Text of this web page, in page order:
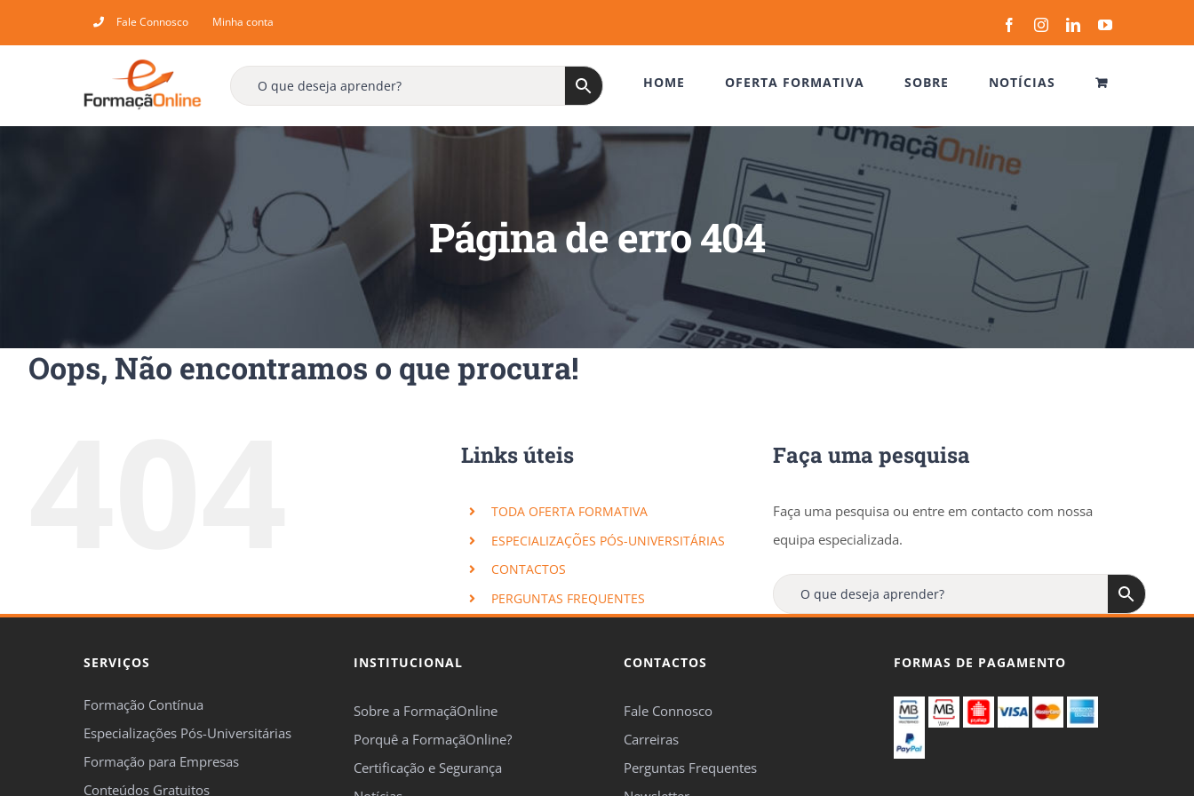
to
Fale Connosco Minha conta FacebookInstagramLinkedInYouTube
HOME OFERTA FORMATIVA SOBRE NOTÍCIAS
Página de erro 404
Oops, Não encontramos o que procura!
Links úteis
TODA OFERTA FORMATIVA
ESPECIALIZAÇÕES PÓS-UNIVERSITÁRIAS
CONTACTOS
PERGUNTAS FREQUENTES
Faça uma pesquisa
Faça uma pesquisa ou entre em contacto com nossa
equipa especializada.
SERVIÇOS
Formação Contínua
Especializações Pós-Universitárias
Formação para Empresas
Conteúdos Gratuitos
INSTITUCIONAL
Sobre a FormaçãOnline
Porquê a FormaçãOnline?
Certificação e Segurança
CONTACTOS
Fale Connosco
Carreiras
Perguntas Frequentes
FORMAS DE PAGAMENTO